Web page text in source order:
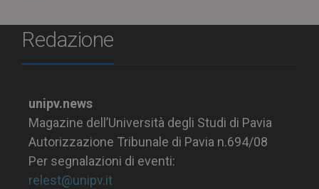
Redazione
unipv.news
Magazine dell’Università degli Studi di Pavia
Autorizzazione Tribunale di Pavia n.694/08
Per segnalazioni di eventi:
relest@unipv.it